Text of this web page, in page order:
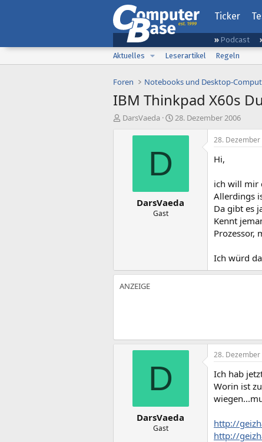
Ticker
Podcast
Aktuelles
Leserartikel Regeln
Foren Notebooks und Desktop-
IBM Thinkpad X60s
E
DarsVaeda
E
s
t
a
28. Dezember 2006
D
DarsVaeda
Gast
28. Dezember
Hi,
ich will mir
Allerdings
Da gibt es
Kennt
Prozessor,
Ich würd
D
DarsVaeda
Gast
28. Dezember
Ich hab
Worin ist
http://
http://